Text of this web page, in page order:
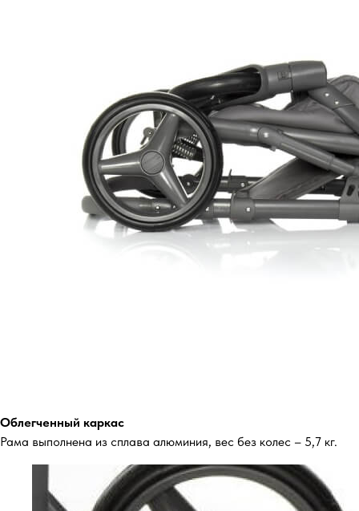
Облегченный каркас
Рама выполнена из сплава алюминия, вес без колес – 5,7 кг.